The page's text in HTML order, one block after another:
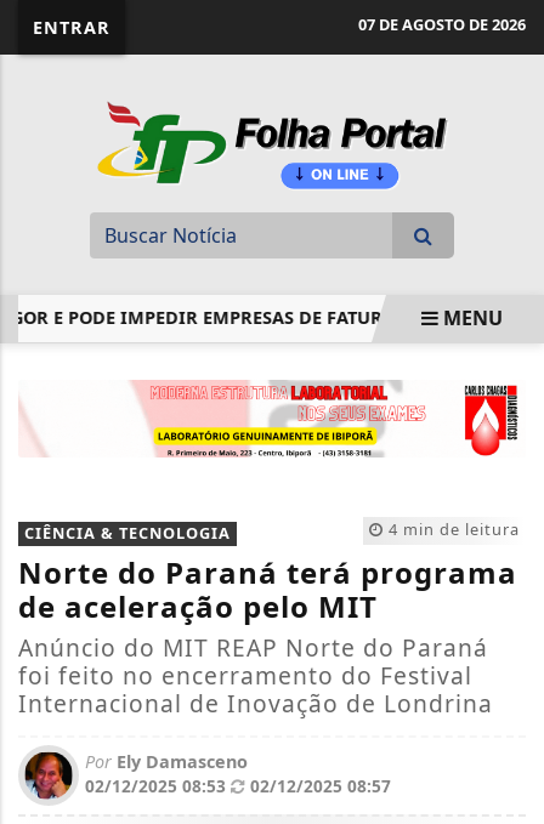
ENTRAR 07 DE AGOSTO DE 2026
PODE IMPEDIR EMPRESAS DE FATURAR ASSINATURA
MENU
4 min de leitura
CIÊNCIA & TECNOLOGIA
Norte do Paraná terá programa
de aceleração pelo MIT
Anúncio do MIT REAP Norte do Paraná
foi feito no encerramento do Festival
Internacional de Inovação de Londrina
Por Ely Damasceno
02/12/2025 08:53
02/12/2025 08:57